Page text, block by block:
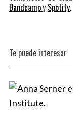
Bandcampy Spotify.
Te puede interesar